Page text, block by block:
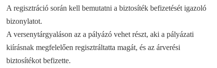
A regisztráció során kell bemutatni a biztosíték befizetését igazoló
bizonylatot.
A versenytárgyaláson az a pályázó vehet részt, aki a pályázati
kiírásnak megfelelően regisztráltatta magát, és az árverési
biztosítékot befizette.